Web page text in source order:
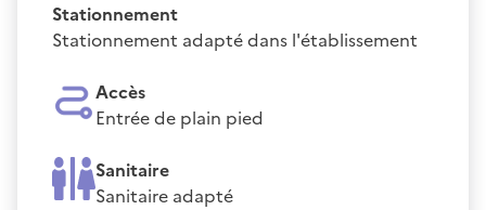
Stationnement
Stationnement adapté dans l'établissement
Accès
Entrée de plain pied
Sanitaire
Sanitaire adapté